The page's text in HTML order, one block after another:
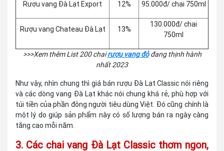
Rượu vang Đà Lạt Export 12% 95.000đ/ chai 750ml
Rượu vang Chateau Đà Lạt 13%
130.000đ/ chai
750ml
>>>Xem thêm List 200 chairượu vang đỏđang thịnh hành
nhất 2023
Như vậy, nhìn chung thì giá bán rượu Đà Lạt Classic nói riêng
và các dòng vang Đà Lạt khác nói chung khá rẻ, phù hợp với
túi tiền của phần đông người tiêu dùng Việt. Đó cũng chính là
một lý do giúp sản phẩm này có số lượng bán ra ngày càng
tăng cao mỗi năm.
3. Các chai vang Đà Lạt Classic thơm ngon,